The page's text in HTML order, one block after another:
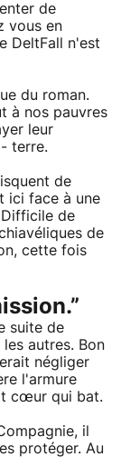
de
vous en
DeltFall n'est
du roman.
à nos pauvres
leur
terre.
de
ici face à une
de
de
cette fois
suite de
autres. Bon
négliger
l'armure
cœur qui bat.
il
protéger. Au